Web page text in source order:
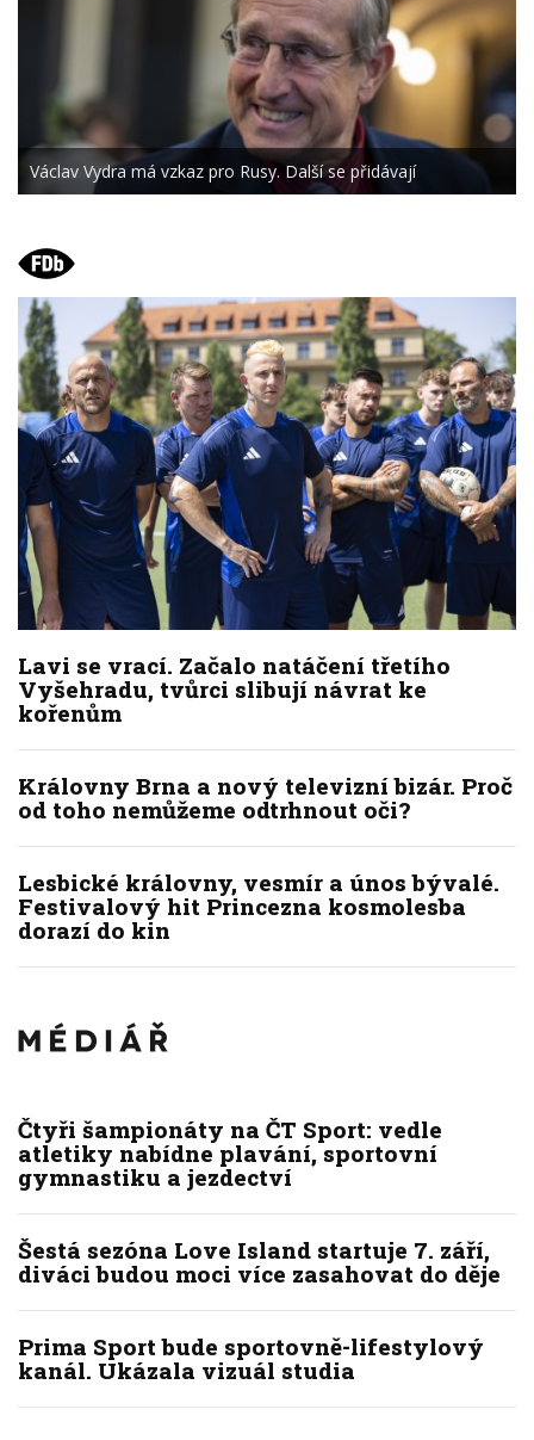
Václav Vydra má vzkaz pro Rusy. Další se přidávají
Lavi se vrací. Začalo natáčení třetího
Vyšehradu, tvůrci slibují návrat ke
kořenům
Královny Brna a nový televizní bizár. Proč
od toho nemůžeme odtrhnout oči?
Lesbické královny, vesmír a únos bývalé.
Festivalový hit Princezna kosmolesba
dorazí do kin
Čtyři šampionáty na ČT Sport: vedle
atletiky nabídne plavání, sportovní
gymnastiku a jezdectví
Šestá sezóna Love Island startuje 7. září,
diváci budou moci více zasahovat do děje
Prima Sport bude sportovně-lifestylový
kanál. Ukázala vizuál studia